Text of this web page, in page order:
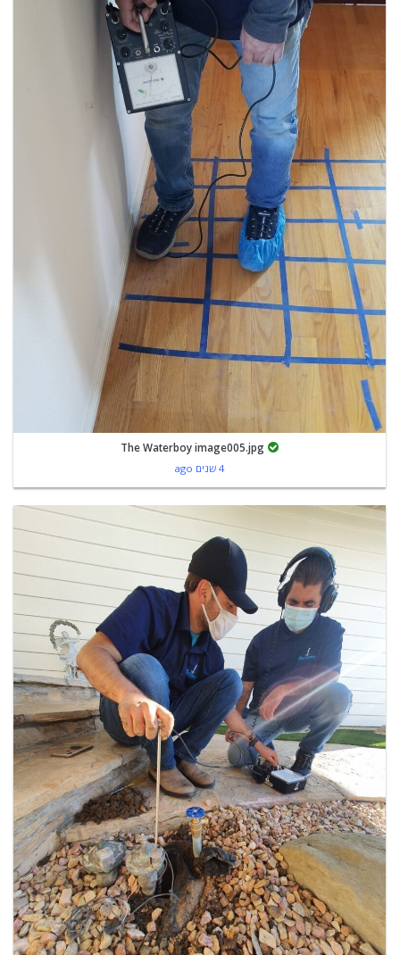
The Waterboy image005.jpg
4 שנים ago